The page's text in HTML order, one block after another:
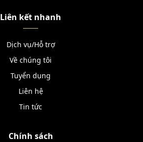
Liên kết nhanh
Dịch vụ/Hỗ trợ
Về chúng tôi
Tuyển dụng
Liên hệ
Tin tức
Chính sách